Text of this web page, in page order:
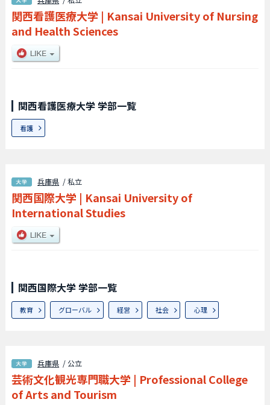
関西看護医療大学 | Kansai University of Nursing
and Health Sciences
関西看護医療大学 学部一覧
看護
兵庫県 / 私立
関西国際大学 | Kansai University of
International Studies
関西国際大学 学部一覧
教育 グローバル 経営 社会 心理
兵庫県 / 公立
芸術文化観光専門職大学 | Professional College
of Arts and Tourism